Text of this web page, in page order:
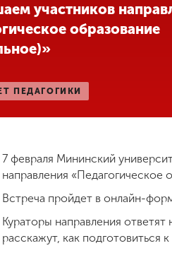
участников
образование
ПЕДАГОГИКИ
7 февраля Мининский
направления «Педагогическое
Встреча пройдет в онлайн-
Кураторы направления
расскажут, как подготовиться к